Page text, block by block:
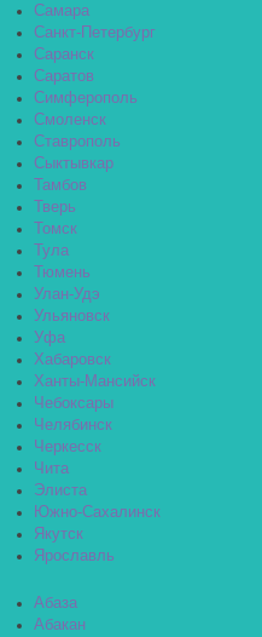
Самара
Санкт-Петербург
Саранск
Саратов
Симферополь
Смоленск
Ставрополь
Сыктывкар
Тамбов
Тверь
Томск
Тула
Тюмень
Улан-Удэ
Ульяновск
Уфа
Хабаровск
Ханты-Мансийск
Чебоксары
Челябинск
Черкесск
Чита
Элиста
Южно-Сахалинск
Якутск
Ярославль
Абаза
Абакан